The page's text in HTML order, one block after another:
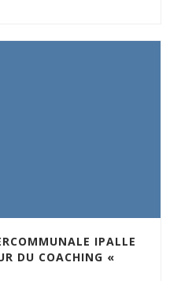
IPALLE
DU COACHING «